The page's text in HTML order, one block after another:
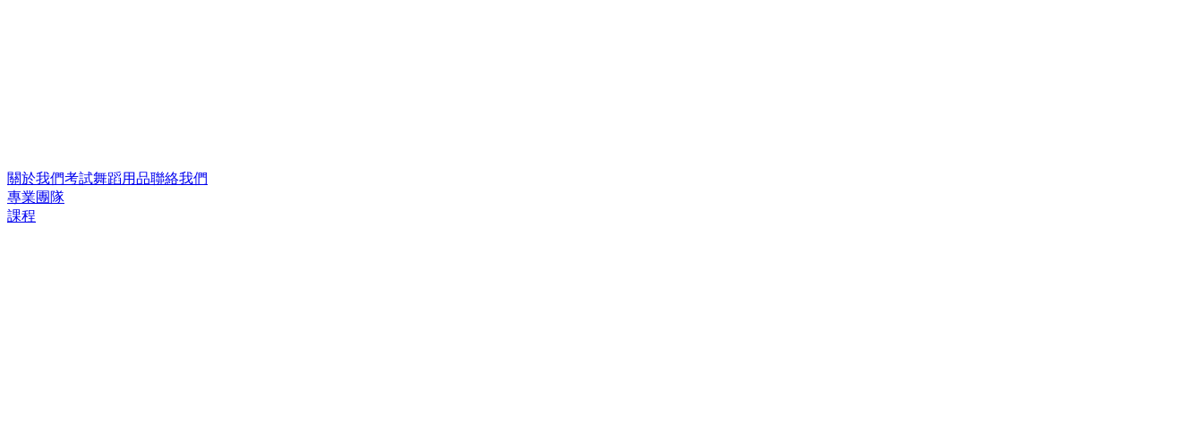
關於我們考試舞蹈用品聯絡我們
專業團隊
課程